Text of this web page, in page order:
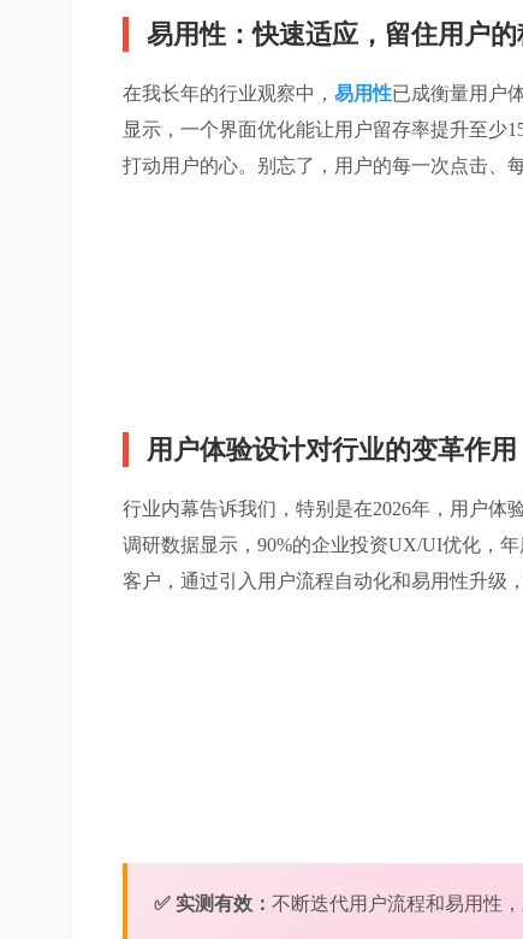
易用性：快速适应，留住用户
在我长年的行业观察中， 易用性已成衡量用户
显示，一个界面优化能让用户留存率提升至少
打动用户的心。别忘了，用户的每一次点击、
用户体验设计对行业的变革作用
行业内幕告诉我们，特别是在2026年，用户体
调研数据显示，90%的企业投资UX/UI优化，
客户，通过引入用户流程自动化和易用性升级
✅ 实测有效： 不断迭代用户流程和易用性